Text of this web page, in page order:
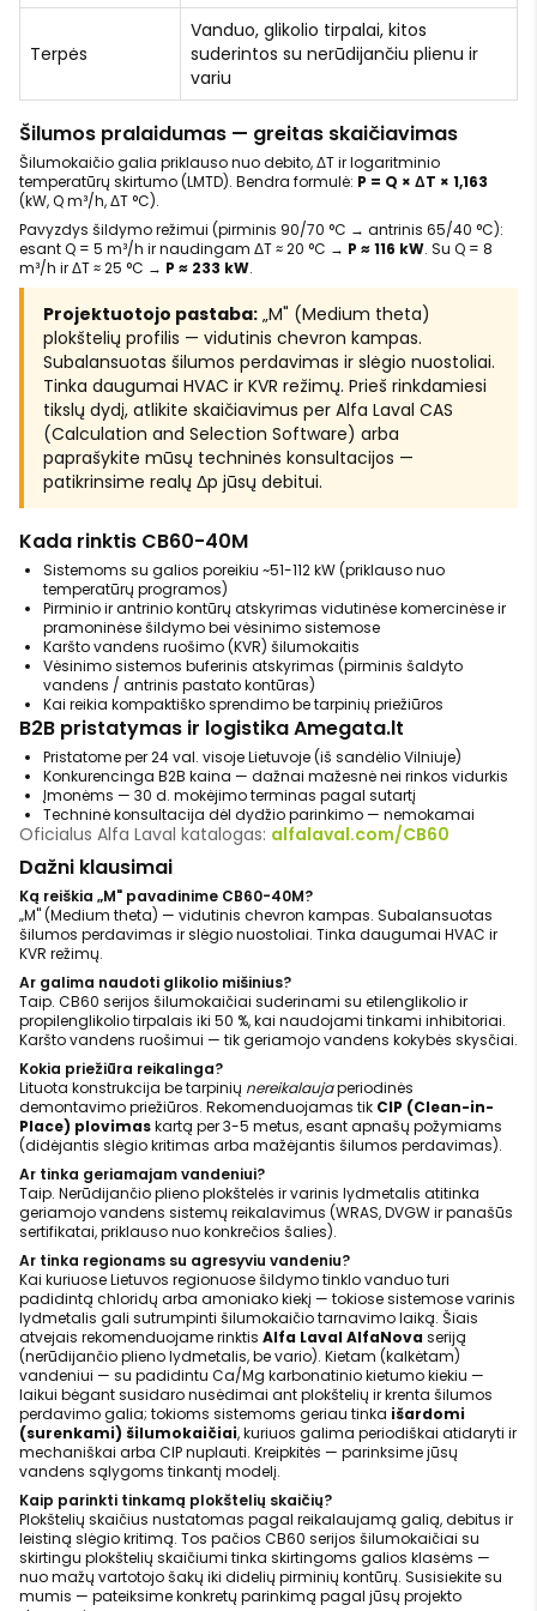
Terpės
Vanduo, glikolio tirpalai, kitos
suderintos su nerūdijančiu plienu ir
variu
Šilumos pralaidumas — greitas skaičiavimas
Šilumokaičio galia priklauso nuo debito, ΔT ir logaritminio
temperatūrų skirtumo (LMTD). Bendra formulė: P = Q × ΔT × 1,163
(kW, Q m³/h, ΔT °C).
Pavyzdys šildymo režimui (pirminis 90/70 °C → antrinis 65/40 °C):
esant Q = 5 m³/h ir naudingam ΔT ≈ 20 °C → P ≈ 116 kW. Su Q = 8
m³/h ir ΔT ≈ 25 °C → P ≈ 233 kW.
Projektuotojo pastaba: „M" (Medium theta)
plokštelių profilis — vidutinis chevron kampas.
Subalansuotas šilumos perdavimas ir slėgio nuostoliai.
Tinka daugumai HVAC ir KVR režimų. Prieš rinkdamiesi
tikslų dydį, atlikite skaičiavimus per Alfa Laval CAS
(Calculation and Selection Software) arba
paprašykite mūsų techninės konsultacijos —
patikrinsime realų Δp jūsų debitui.
Kada rinktis CB60-40M
Sistemoms su galios poreikiu ~51-112 kW (priklauso nuo
temperatūrų programos)
Pirminio ir antrinio kontūrų atskyrimas vidutinėse komercinėse ir
pramoninėse šildymo bei vėsinimo sistemose
Karšto vandens ruošimo (KVR) šilumokaitis
Vėsinimo sistemos buferinis atskyrimas (pirminis šaldyto
vandens / antrinis pastato kontūras)
Kai reikia kompaktiško sprendimo be tarpinių priežiūros
B2B pristatymas ir logistika Amegata.lt
Pristatome per 24 val. visoje Lietuvoje (iš sandėlio Vilniuje)
Konkurencinga B2B kaina — dažnai mažesnė nei rinkos vidurkis
Įmonėms — 30 d. mokėjimo terminas pagal sutartį
Techninė konsultacija dėl dydžio parinkimo — nemokamai
Oficialus Alfa Laval katalogas: alfalaval.com/CB60
Dažni klausimai
Ką reiškia „M" pavadinime CB60-40M?
„M" (Medium theta) — vidutinis chevron kampas. Subalansuotas
šilumos perdavimas ir slėgio nuostoliai. Tinka daugumai HVAC ir
KVR režimų.
Ar galima naudoti glikolio mišinius?
Taip. CB60 serijos šilumokaičiai suderinami su etilenglikolio ir
propilenglikolio tirpalais iki 50 %, kai naudojami tinkami inhibitoriai.
Karšto vandens ruošimui — tik geriamojo vandens kokybės skysčiai.
Kokia priežiūra reikalinga?
Lituota konstrukcija be tarpinių nereikalaujaperiodinės
demontavimo priežiūros. Rekomenduojamas tik CIP (Clean-in-
Place) plovimaskartą per 3-5 metus, esant apnašų požymiams
(didėjantis slėgio kritimas arba mažėjantis šilumos perdavimas).
Ar tinka geriamajam vandeniui?
Taip. Nerūdijančio plieno plokštelės ir varinis lydmetalis atitinka
geriamojo vandens sistemų reikalavimus (WRAS, DVGW ir panašūs
sertifikatai, priklauso nuo konkrečios šalies).
Ar tinka regionams su agresyviu vandeniu?
Kai kuriuose Lietuvos regionuose šildymo tinklo vanduo turi
padidintą chloridų arba amoniako kiekį — tokiose sistemose varinis
lydmetalis gali sutrumpinti šilumokaičio tarnavimo laiką. Šiais
atvejais rekomenduojame rinktis Alfa Laval AlfaNova seriją
(nerūdijančio plieno lydmetalis, be vario). Kietam (kalkėtam)
vandeniui — su padidintu Ca/Mg karbonatinio kietumo kiekiu —
laikui bėgant susidaro nusėdimai ant plokštelių ir krenta šilumos
perdavimo galia; tokioms sistemoms geriau tinka išardomi
(surenkami) šilumokaičiai, kuriuos galima periodiškai atidaryti ir
mechaniškai arba CIP nuplauti. Kreipkitės — parinksime jūsų
vandens sąlygoms tinkantį modelį.
Kaip parinkti tinkamą plokštelių skaičių?
Plokštelių skaičius nustatomas pagal reikalaujamą galią, debitus ir
leistiną slėgio kritimą. Tos pačios CB60 serijos šilumokaičiai su
skirtingu plokštelių skaičiumi tinka skirtingoms galios klasėms —
nuo mažų vartotojo šakų iki didelių pirminių kontūrų. Susisiekite su
mumis — pateiksime konkretų parinkimą pagal jūsų projekto